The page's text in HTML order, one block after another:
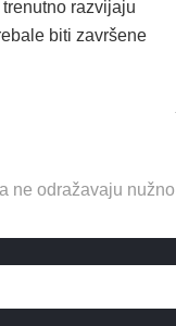
razvijaju
biti završene
ne odražavaju nužno